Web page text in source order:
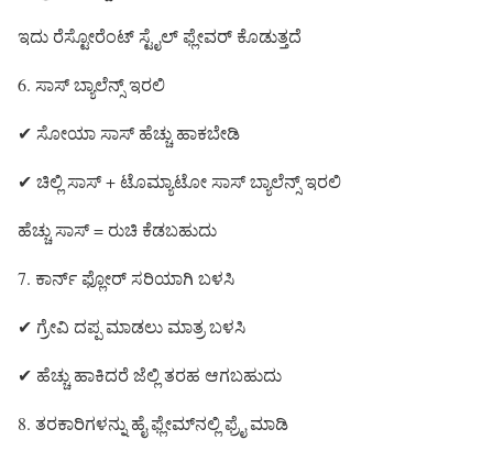
ಇದು ರೆಸ್ಟೋರೆಂಟ್ ಸ್ಟೈಲ್ ಫ್ಲೇವರ್ ಕೊಡುತ್ತದೆ
6. ಸಾಸ್ ಬ್ಯಾಲೆನ್ಸ್ ಇರಲಿ
✔ ಸೋಯಾ ಸಾಸ್ ಹೆಚ್ಚು ಹಾಕಬೇಡಿ
✔ ಚಿಲ್ಲಿ ಸಾಸ್ + ಟೊಮ್ಯಾಟೋ ಸಾಸ್ ಬ್ಯಾಲೆನ್ಸ್ ಇರಲಿ
ಹೆಚ್ಚು ಸಾಸ್ = ರುಚಿ ಕೆಡಬಹುದು
7. ಕಾರ್ನ್ ಫ್ಲೋರ್ ಸರಿಯಾಗಿ ಬಳಸಿ
✔ ಗ್ರೇವಿ ದಪ್ಪ ಮಾಡಲು ಮಾತ್ರ ಬಳಸಿ
✔ ಹೆಚ್ಚು ಹಾಕಿದರೆ ಜೆಲ್ಲಿ ತರಹ ಆಗಬಹುದು
8. ತರಕಾರಿಗಳನ್ನು ಹೈ ಫ್ಲೇಮ್‌ನಲ್ಲಿ ಫ್ರೈ ಮಾಡಿ